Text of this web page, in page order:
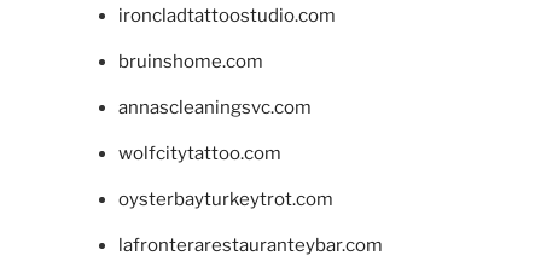
ironcladtattoostudio.com
bruinshome.com
annascleaningsvc.com
wolfcitytattoo.com
oysterbayturkeytrot.com
lafronterarestauranteybar.com